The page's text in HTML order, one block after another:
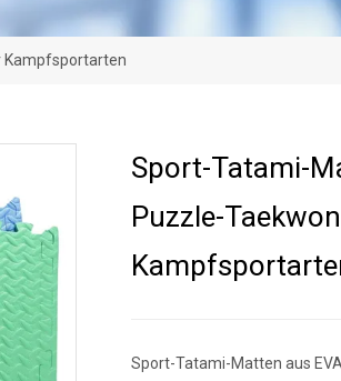
Kampfsportarten
Sport-Tatami-
Puzzle-
Sport-Tatami-Matten aus